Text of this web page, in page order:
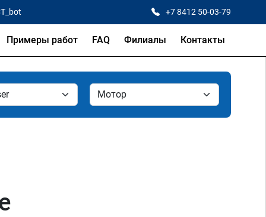
+7 8412 50-03-79
Примеры работ FAQ Филиалы Контакты